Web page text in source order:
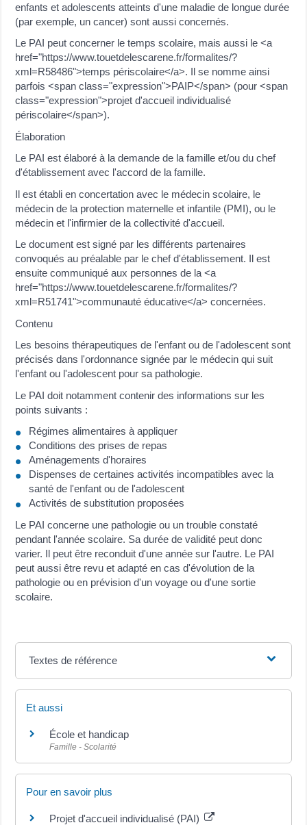
enfants et adolescents atteints d'une maladie de longue durée
(par exemple, un cancer) sont aussi concernés.
Le PAI peut concerner le temps scolaire, mais aussi le <a
href="https://www.touetdelescarene.fr/formalites/?
xml=R58486">temps périscolaire</a>. Il se nomme ainsi
parfois <span class="expression">PAIP</span> (pour <span
class="expression">projet d'accueil individualisé
périscolaire</span>).
Élaboration
Le PAI est élaboré à la demande de la famille et/ou du chef
d'établissement avec l'accord de la famille.
Il est établi en concertation avec le médecin scolaire, le
médecin de la protection maternelle et infantile (PMI), ou le
médecin et l'infirmier de la collectivité d'accueil.
Le document est signé par les différents partenaires
convoqués au préalable par le chef d'établissement. Il est
ensuite communiqué aux personnes de la <a
href="https://www.touetdelescarene.fr/formalites/?
xml=R51741">communauté éducative</a> concernées.
Contenu
Les besoins thérapeutiques de l'enfant ou de l'adolescent sont
précisés dans l'ordonnance signée par le médecin qui suit
l'enfant ou l'adolescent pour sa pathologie.
Le PAI doit notamment contenir des informations sur les
points suivants :
Régimes alimentaires à appliquer
Conditions des prises de repas
Aménagements d'horaires
Dispenses de certaines activités incompatibles avec la
santé de l'enfant ou de l'adolescent
Activités de substitution proposées
Le PAI concerne une pathologie ou un trouble constaté
pendant l'année scolaire. Sa durée de validité peut donc
varier. Il peut être reconduit d'une année sur l'autre. Le PAI
peut aussi être revu et adapté en cas d'évolution de la
pathologie ou en prévision d'un voyage ou d'une sortie
scolaire.
Textes de référence
Et aussi
École et handicap
Famille - Scolarité
Pour en savoir plus
Projet d'accueil individualisé (PAI)